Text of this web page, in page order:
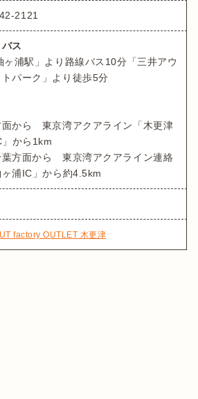
2121
ス
ヶ浦駅」より路線バス10分「三井アウ
トパーク」より徒歩5分
から　東京湾アクアライン「木更津
から1km
面から　東京湾アクアライン連絡
浦IC」から約4.5km
factory OUTLET 木更津